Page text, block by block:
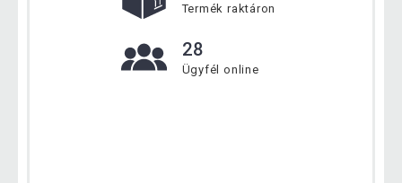
Termék raktáron
28
Ügyfél online